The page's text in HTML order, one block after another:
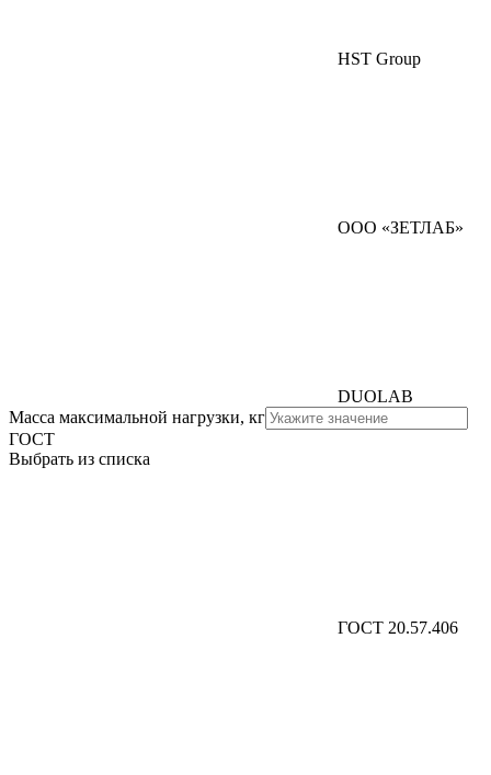
HST Group
ООО «ЗЕТЛАБ»
DUOLAB
Масса максимальной нагрузки, кг
ГОСТ
Выбрать из списка
ГОСТ 20.57.406